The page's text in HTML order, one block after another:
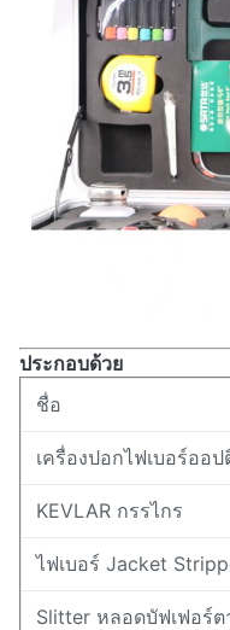
ประกอบด้วย
ชื่อ
เครื่องปอกไฟเบอร์ออป
KEVLAR กรรไกร
ไฟเบอร์ Jacket
Slitter หลอดบัฟเฟอร์ต